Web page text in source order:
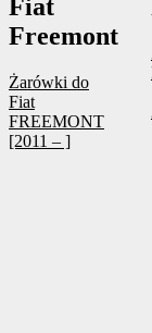
Fiat
Freemont
Żarówki do
Fiat
FREEMONT
[2011 – ]